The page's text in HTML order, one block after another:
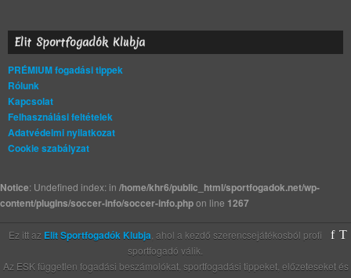
Elit Sportfogadók Klubja
PRÉMIUM fogadási tippek
Rólunk
Kapcsolat
Felhasználási feltételek
Adatvédelmi nyilatkozat
Cookie szabályzat
Notice: Undefined index: in /home/khr6/public_html/sportfogadok.net/wp-
content/plugins/soccer-info/soccer-info.phpon line 1267
Ez itt az Elit Sportfogadók Klubja , ahol a kezdő szerencsejátékosból profi
sportfogadó válik.
Az ESK független fogadási beszámolókat, sportfogadási tippeket, előzeteseket és